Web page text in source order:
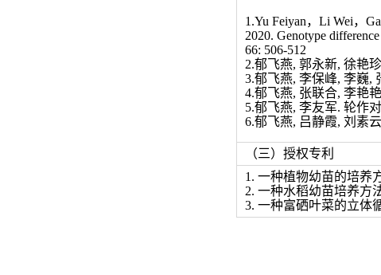
1.Yu Feiyan，Li Wei，
2020. Genotype
66: 506-512
2.郁飞燕, 郭永新, 徐艳
3.郁飞燕, 李保峰, 李巍,
4.郁飞燕, 张联合, 李艳
5.郁飞燕, 李友军. 轮作
6.郁飞燕, 吕静霞, 刘素
（三）授权专利
1. 一种植物幼苗的培养
2. 一种水稻幼苗培养方
3. 一种富硒叶菜的立体